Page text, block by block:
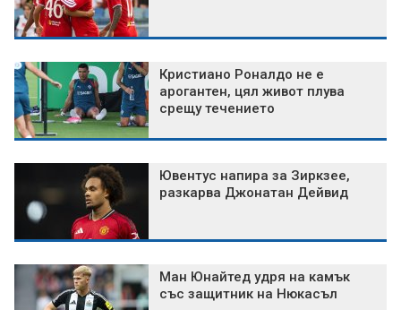
Кристиано Роналдо не е
арогантен, цял живот плува
срещу течението
Ювентус напира за Зиркзее,
разкарва Джонатан Дейвид
Ман Юнайтед удря на камък
със защитник на Нюкасъл